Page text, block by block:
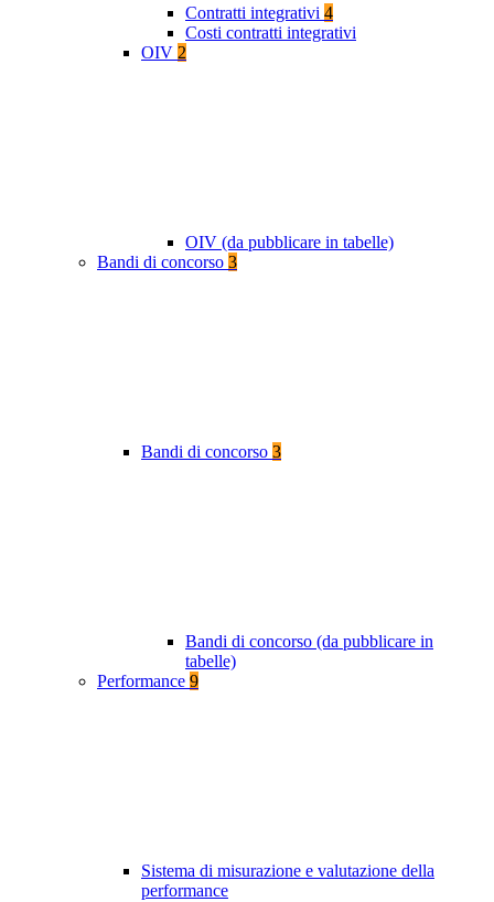
Contratti integrativi 4
Costi contratti integrativi
OIV 2
OIV (da pubblicare in tabelle)
Bandi di concorso 3
Bandi di concorso 3
Bandi di concorso (da pubblicare in
tabelle)
Performance 9
Sistema di misurazione e valutazione della
performance